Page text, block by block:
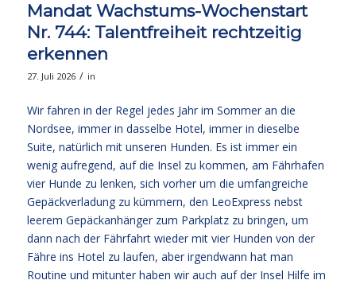
Mandat Wachstums-Wochenstart
Nr. 744: Talentfreiheit rechtzeitig
erkennen
27. Juli 2026 / in
Wir fahren in der Regel jedes Jahr im Sommer an die
Nordsee, immer in dasselbe Hotel, immer in dieselbe
Suite, natürlich mit unseren Hunden. Es ist immer ein
wenig aufregend, auf die Insel zu kommen, am Fährhafen
vier Hunde zu lenken, sich vorher um die umfangreiche
Gepäckverladung zu kümmern, den LeoExpress nebst
leerem Gepäckanhänger zum Parkplatz zu bringen, um
dann nach der Fährfahrt wieder mit vier Hunden von der
Fähre ins Hotel zu laufen, aber irgendwann hat man
Routine und mitunter haben wir auch auf der Insel Hilfe im